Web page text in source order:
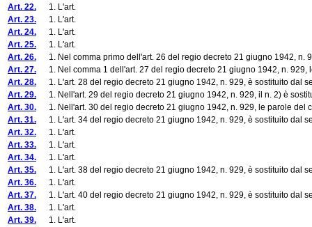
Art. 22. 1. L'art.
Art. 23. 1. L'art.
Art. 24. 1. L'art.
Art. 25. 1. L'art.
Art. 26. 1. Nel comma primo dell'art. 26 del regio decreto 21 giugno 1942, n.
Art. 27. 1. Nel comma 1 dell'art. 27 del regio decreto 21 giugno 1942, n. 929,
Art. 28. 1. L'art. 28 del regio decreto 21 giugno 1942, n. 929, è sostituito dal
Art. 29. 1. Nell'art. 29 del regio decreto 21 giugno 1942, n. 929, il n. 2) è
Art. 30. 1. Nell'art. 30 del regio decreto 21 giugno 1942, n. 929, le parole del
Art. 31. 1. L'art. 34 del regio decreto 21 giugno 1942, n. 929, è sostituito dal
Art. 32. 1. L'art.
Art. 33. 1. L'art.
Art. 34. 1. L'art.
Art. 35. 1. L'art. 38 del regio decreto 21 giugno 1942, n. 929, è sostituito dal
Art. 36. 1. L'art.
Art. 37. 1. L'art. 40 del regio decreto 21 giugno 1942, n. 929, è sostituito dal
Art. 38. 1. L'art.
Art. 39. 1. L'art.